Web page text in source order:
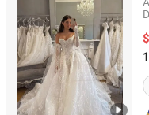
Suzhou Leader Apparel
Jiangsu, China